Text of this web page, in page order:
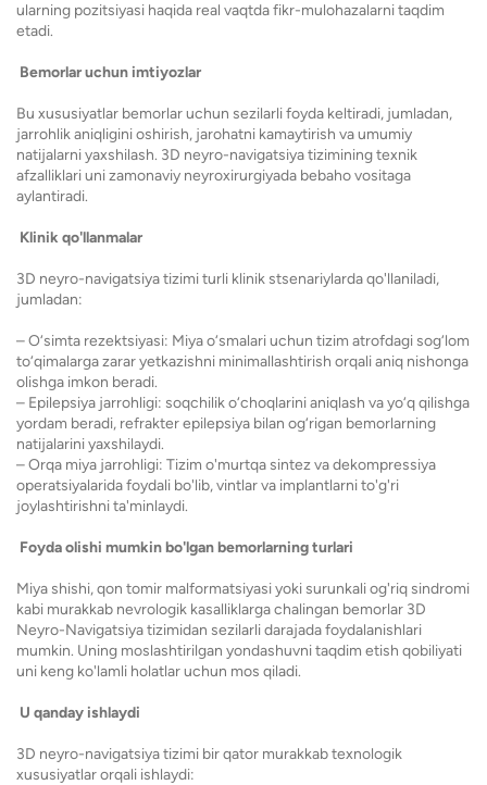
ularning pozitsiyasi haqida real vaqtda fikr-mulohazalarni taqdim
etadi.
Bemorlar uchun imtiyozlar
Bu xususiyatlar bemorlar uchun sezilarli foyda keltiradi, jumladan,
jarrohlik aniqligini oshirish, jarohatni kamaytirish va umumiy
natijalarni yaxshilash. 3D neyro-navigatsiya tizimining texnik
afzalliklari uni zamonaviy neyroxirurgiyada bebaho vositaga
aylantiradi.
Klinik qo'llanmalar
3D neyro-navigatsiya tizimi turli klinik stsenariylarda qo'llaniladi,
jumladan:
– O‘simta rezektsiyasi: Miya o‘smalari uchun tizim atrofdagi sog‘lom
to‘qimalarga zarar yetkazishni minimallashtirish orqali aniq nishonga
olishga imkon beradi.
– Epilepsiya jarrohligi: soqchilik o‘choqlarini aniqlash va yo‘q qilishga
yordam beradi, refrakter epilepsiya bilan og‘rigan bemorlarning
natijalarini yaxshilaydi.
– Orqa miya jarrohligi: Tizim o'murtqa sintez va dekompressiya
operatsiyalarida foydali bo'lib, vintlar va implantlarni to'g'ri
joylashtirishni ta'minlaydi.
Foyda olishi mumkin bo'lgan bemorlarning turlari
Miya shishi, qon tomir malformatsiyasi yoki surunkali og'riq sindromi
kabi murakkab nevrologik kasalliklarga chalingan bemorlar 3D
Neyro-Navigatsiya tizimidan sezilarli darajada foydalanishlari
mumkin. Uning moslashtirilgan yondashuvni taqdim etish qobiliyati
uni keng ko'lamli holatlar uchun mos qiladi.
U qanday ishlaydi
3D neyro-navigatsiya tizimi bir qator murakkab texnologik
xususiyatlar orqali ishlaydi: